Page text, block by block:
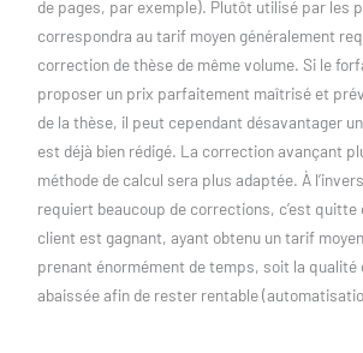
de pages, par exemple). Plutôt utilisé par les
correspondra au tarif moyen généralement
correction de thèse de même volume. Si le
proposer un prix parfaitement maîtrisé et
de la thèse, il peut cependant désavantager
est déjà bien rédigé. La correction avançant
méthode de calcul sera plus adaptée. À
requiert beaucoup de corrections, c’est quitte
client est gagnant, ayant obtenu un tarif
prenant énormément de temps, soit la
abaissée afin de rester rentable